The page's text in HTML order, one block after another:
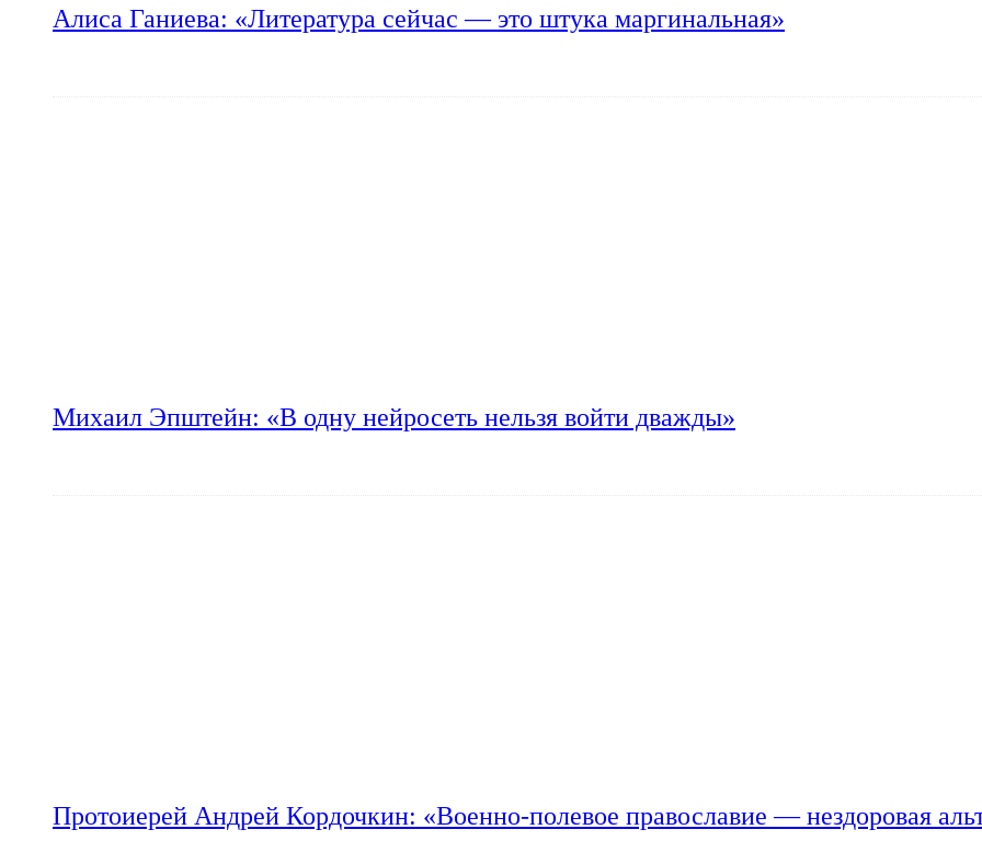
Алиса Ганиева: «Литература сейчас — это штука маргинальная»
Михаил Эпштейн: «В одну нейросеть нельзя войти дважды»
Протоиерей Андрей Кордочкин: «Военно-полевое православие — нездоровая